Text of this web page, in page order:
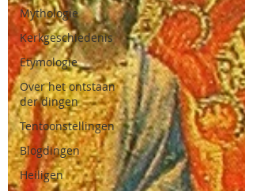
Mythologie
Kerkgeschiedenis
Etymologie
Over het ontstaan
der dingen
Tentoonstellingen
Blogdingen
Heiligen